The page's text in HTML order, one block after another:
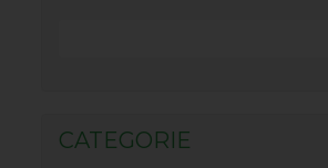
CATEGORIE